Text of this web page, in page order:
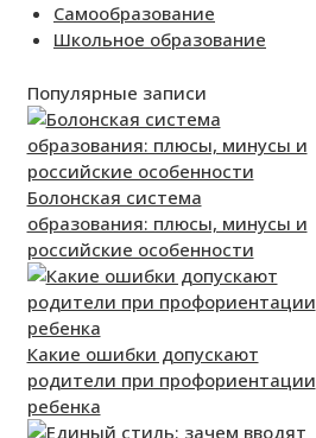
Самообразование
Школьное образование
Популярные записи
Болонская система
образования: плюсы, минусы и
российские особенности
Какие ошибки допускают
родители при профориентации
ребенка